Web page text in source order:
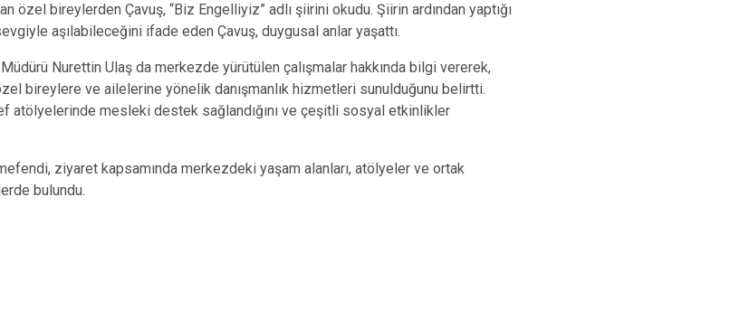
özel bireylerden Çavuş, “Biz Engelliyiz” adlı şiirini okudu. Şiirin ardından yaptığı
aşılabileceğini ifade eden Çavuş, duygusal anlar yaşattı.
Nurettin Ulaş da merkezde yürütülen çalışmalar hakkında bilgi vererek,
bireylere ve ailelerine yönelik danışmanlık hizmetleri sunulduğunu belirtti.
atölyelerinde mesleki destek sağlandığını ve çeşitli sosyal etkinlikler
ziyaret kapsamında merkezdeki yaşam alanları, atölyeler ve ortak
bulundu.